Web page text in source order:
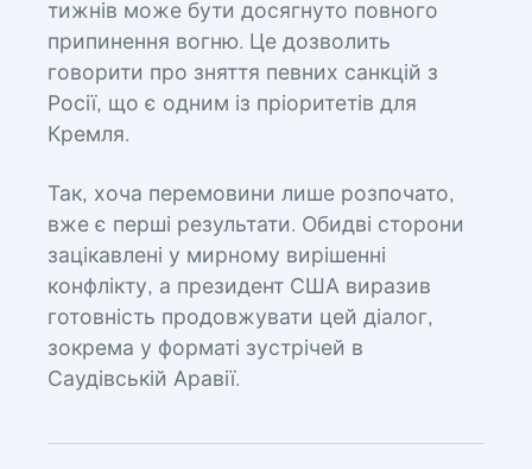
тижнів може бути досягнуто повного
припинення вогню. Це дозволить
говорити про зняття певних санкцій з
Росії, що є одним із пріоритетів для
Кремля.
Так, хоча перемовини лише розпочато,
вже є перші результати. Обидві сторони
зацікавлені у мирному вирішенні
конфлікту, а президент США виразив
готовність продовжувати цей діалог,
зокрема у форматі зустрічей в
Саудівській Аравії.